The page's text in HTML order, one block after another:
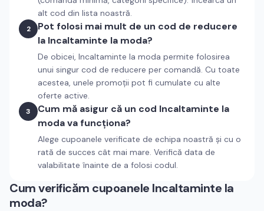
alt cod din lista noastră.
2
Pot folosi mai mult de un cod de reducere
la Incaltaminte la moda?
De obicei, Incaltaminte la moda permite folosirea
unui singur cod de reducere per comandă. Cu toate
acestea, unele promoții pot fi cumulate cu alte
oferte active.
3
Cum mă asigur că un cod Incaltaminte la
moda va funcționa?
Alege cupoanele verificate de echipa noastră și cu o
rată de succes cât mai mare. Verifică data de
valabilitate înainte de a folosi codul.
Cum verificăm cupoanele Incaltaminte la
moda?